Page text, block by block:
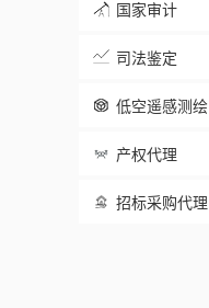
国家审计
司法鉴定
低空遥感测绘
产权代理
招标采购代理